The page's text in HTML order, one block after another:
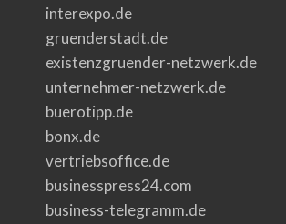
interexpo.de
gruenderstadt.de
existenzgruender-netzwerk.de
unternehmer-netzwerk.de
buerotipp.de
bonx.de
vertriebsoffice.de
businesspress24.com
business-telegramm.de